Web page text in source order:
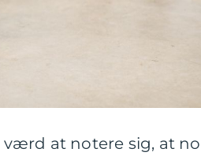
at notere sig, at